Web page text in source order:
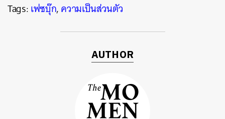
Tags:เฟซบุ๊ก,ความเป็นส่วนตัว
AUTHOR